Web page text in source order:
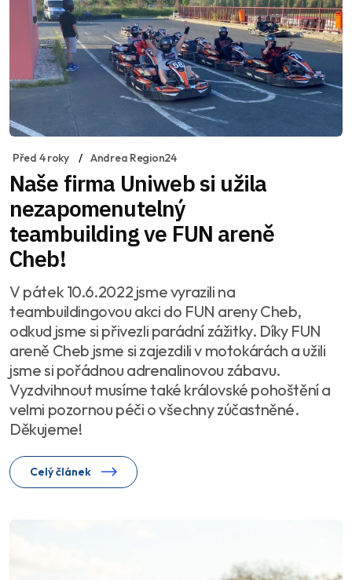
Před 4 roky Andrea Region24
Naše firma Uniweb si užila
nezapomenutelný
teambuilding ve FUN areně
Cheb!
V pátek 10.6.2022 jsme vyrazili na
teambuildingovou akci do FUN areny Cheb,
odkud jsme si přivezli parádní zážitky. Díky FUN
areně Cheb jsme si zajezdili v motokárách a užili
jsme si pořádnou adrenalinovou zábavu.
Vyzdvihnout musíme také královské pohoštění a
velmi pozornou péči o všechny zúčastněné.
Děkujeme!
Celý článek